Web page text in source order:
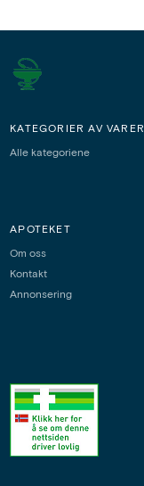
KATEGORIER AV VARER
Alle kategoriene
APOTEKET
Om oss
Kontakt
Annonsering